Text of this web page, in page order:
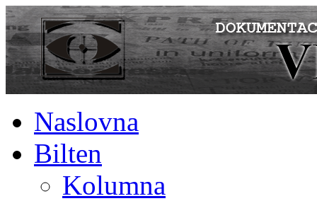
Naslovna
Bilten
Kolumna